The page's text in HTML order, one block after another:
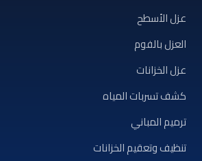
عزل الأسطح
العزل بالفوم
عزل الخزانات
كشف تسربات المياه
ترميم المباني
تنظيف وتعقيم الخزانات